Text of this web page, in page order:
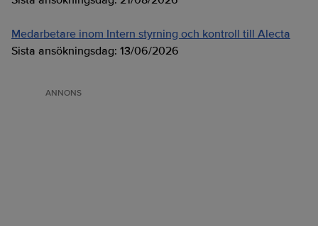
Medarbetare inom Intern styrning och kontroll till Alecta
Sista ansökningsdag: 13/06/2026
ANNONS